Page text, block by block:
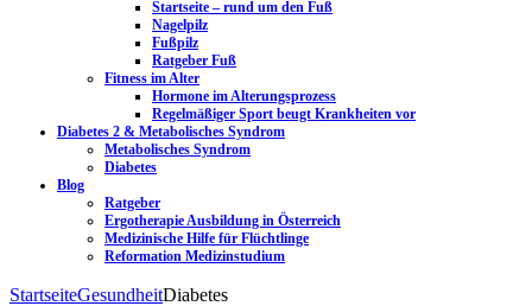
Startseite – rund um den Fuß
Nagelpilz
Fußpilz
Ratgeber Fuß
Fitness im Alter
Hormone im Alterungsprozess
Regelmäßiger Sport beugt Krankheiten vor
Diabetes 2 & Metabolisches Syndrom
Metabolisches Syndrom
Diabetes
Blog
Ratgeber
Ergotherapie Ausbildung in Österreich
Medizinische Hilfe für Flüchtlinge
Reformation Medizinstudium
StartseiteGesundheitDiabetes